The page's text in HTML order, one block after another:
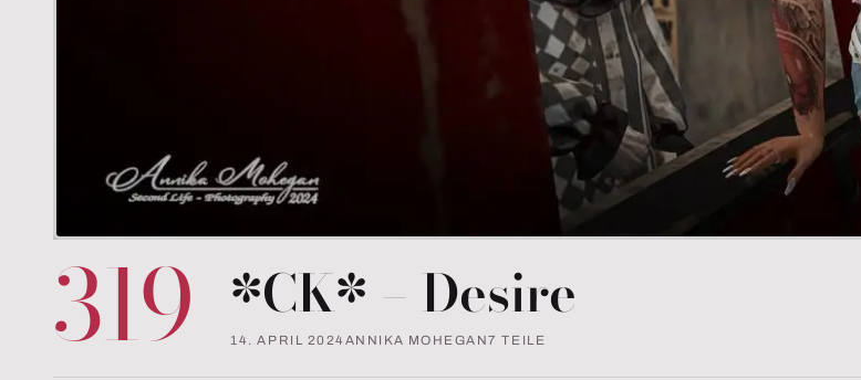
319 *CK* – Desire
14. APRIL 2024ANNIKA MOHEGAN7 TEILE